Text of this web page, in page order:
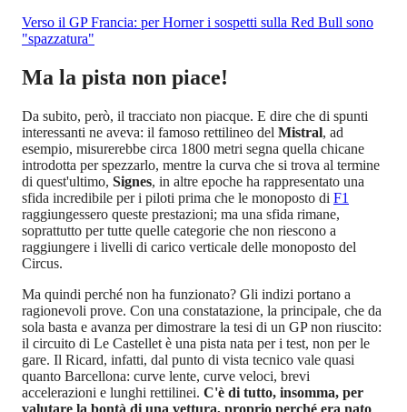
Verso il GP Francia: per Horner i sospetti sulla Red Bull sono
"spazzatura"
Ma la pista non piace!
Da subito, però, il tracciato non piacque. E dire che di spunti
interessanti ne aveva: il famoso rettilineo del Mistral, ad
esempio, misurerebbe circa 1800 metri segna quella chicane
introdotta per spezzarlo, mentre la curva che si trova al termine
di quest'ultimo, Signes, in altre epoche ha rappresentato una
sfida incredibile per i piloti prima che le monoposto di F1
raggiungessero queste prestazioni; ma una sfida rimane,
soprattutto per tutte quelle categorie che non riescono a
raggiungere i livelli di carico verticale delle monoposto del
Circus.
Ma quindi perché non ha funzionato? Gli indizi portano a
ragionevoli prove. Con una constatazione, la principale, che da
sola basta e avanza per dimostrare la tesi di un GP non riuscito:
il circuito di Le Castellet è una pista nata per i test, non per le
gare. Il Ricard, infatti, dal punto di vista tecnico vale quasi
quanto Barcellona: curve lente, curve veloci, brevi
accelerazioni e lunghi rettilinei. C'è di tutto, insomma, per
valutare la bontà di una vettura, proprio perché era nato